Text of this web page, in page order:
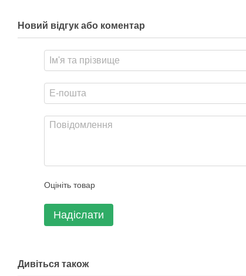
Новий відгук або коментар
Оцініть товар
Надіслати
Дивіться також